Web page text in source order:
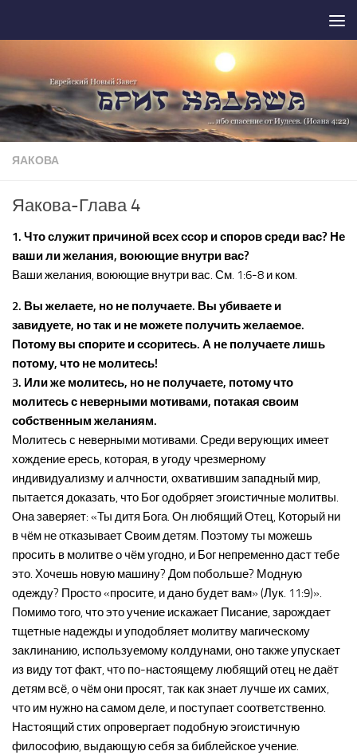
ЯАКОВА
Яакова-Глава 4
1. Что служит причиной всех ссор и споров среди вас? Не
ваши ли желания, воюющие внутри вас?
Ваши желания, воюющие внутри вас. См. 1:6-8 и ком.
2. Вы желаете, но не получаете. Вы убиваете и
завидуете, но так и не можете получить желаемое.
Потому вы спорите и ссоритесь. А не получаете лишь
потому, что не молитесь!
3. Или же молитесь, но не получаете, потому что
молитесь с неверными мотивами, потакая своим
собственным желаниям.
Молитесь с неверными мотивами. Среди верующих имеет
хождение ересь, которая, в угоду чрезмерному
индивидуализму и алчности, охватившим западный мир,
пытается доказать, что Бог одобряет эгоистичные молитвы.
Она заверяет: «Ты дитя Бога. Он любящий Отец, Который ни
в чём не отказывает Своим детям. Поэтому ты можешь
просить в молитве о чём угодно, и Бог непременно даст тебе
это. Хочешь новую машину? Дом побольше? Модную
одежду? Просто «просите, и дано будет вам» (Лук. 11:9)».
Помимо того, что это учение искажает Писание, зарождает
тщетные надежды и уподобляет молитву магическому
заклинанию, используемому колдунами, оно также упускает
из виду тот факт, что по-настоящему любящий отец не даёт
детям всё, о чём они просят, так как знает лучше их самих,
что им нужно на самом деле, и поступает соответственно.
Настоящий стих опровергает подобную эгоистичную
философию, выдающую себя за библейское учение.